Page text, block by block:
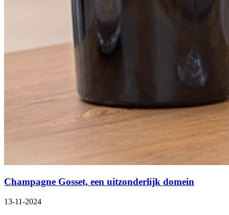
Champagne Gosset, een uitzonderlijk domein
13-11-2024